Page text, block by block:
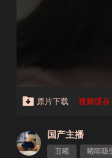
原片下载 视频缓存
国产主播
丑曦 曦嘻吸